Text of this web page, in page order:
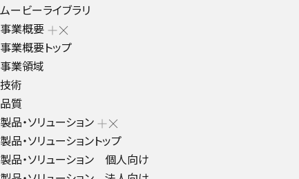
ムービーライブラリ
事業概要
事業概要トップ
事業領域
技術
品質
製品・ソリューション
製品・ソリューショントップ
製品・ソリューション 個人向け